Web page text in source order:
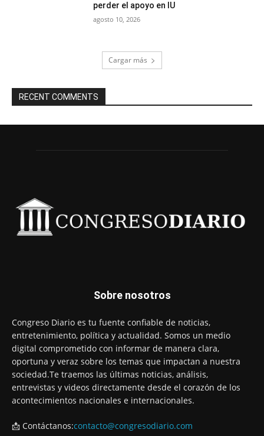
perder el apoyo en IU
agosto 10, 2026
Cargar más
RECENT COMMENTS
Sobre nosotros
Congreso Diario es tu fuente confiable de noticias,
entretenimiento, política y actualidad. Somos un medio
digital comprometido con informar de manera clara,
oportuna y veraz sobre los temas que impactan a nuestra
sociedad.Te traemos las últimas noticias, análisis,
entrevistas y videos directamente desde el corazón de los
acontecimientos nacionales e internacionales.
📩 Contáctanos:contacto@congresodiario.com